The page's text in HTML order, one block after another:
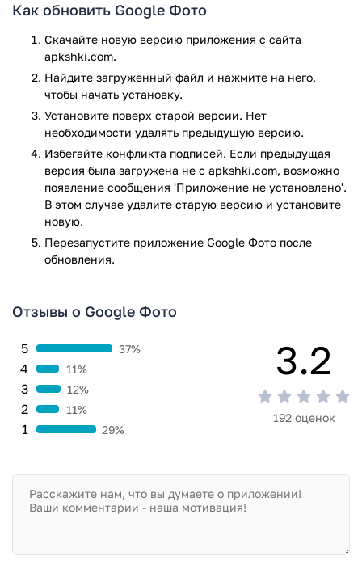
– один из лучших сервисов для хранения фотографий и
видеофайлов на сегодняшний день. Он позволяет не только
перемещать снимки в облачное хранилище, но и улучшать
их качество с помощью широкого функционала.
Доступ к аккаунту в Google Фото возможен с любого
устройства. Достаточно лишь ввести свои данные и пароль
для входа. Скачать приложение Google Фото можно
бесплатно на любое устройство с поддержкой системы
Android.
Приложение Google Фото прошло проверку антивирусом
VirusTotal. В результате проверки по всем последним
сигнатурам заражения файлов не выявлено.
Как обновить Google Фото
Скачайте новую версию приложения с сайта
apkshki.com.
Найдите загруженный файл и нажмите на него,
чтобы начать установку.
Установите поверх старой версии. Нет
необходимости удалять предыдущую версию.
Избегайте конфликта подписей. Если предыдущая
версия была загружена не с apkshki.com, возможно
появление сообщения 'Приложение не установлено'.
В этом случае удалите старую версию и установите
новую.
Перезапустите приложениe Google Фото после
обновления.
Отзывы о Google Фото
1 29%
2 11%
3 12%
4 11%
5 37% 3.2
192 оценок